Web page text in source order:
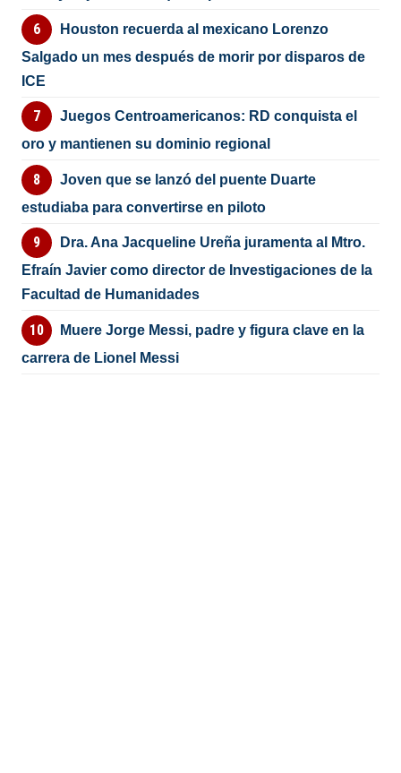
Houston recuerda al mexicano Lorenzo
Salgado un mes después de morir por disparos de
ICE
Juegos Centroamericanos: RD conquista el
oro y mantienen su dominio regional
Joven que se lanzó del puente Duarte
estudiaba para convertirse en piloto
Dra. Ana Jacqueline Ureña juramenta al Mtro.
Efraín Javier como director de Investigaciones de la
Facultad de Humanidades
Muere Jorge Messi, padre y figura clave en la
carrera de Lionel Messi